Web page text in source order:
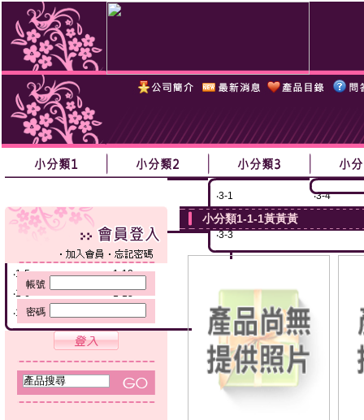
1-2
‧ 1-10
1-11
‧1-5 ‧1-12
‧1-6 ‧1-13
‧1-7
2-3
‧2-4
‧3-1 ‧3-4
‧3-2
‧3-3
帳號
密碼
小分類1-1-1黃黃黃